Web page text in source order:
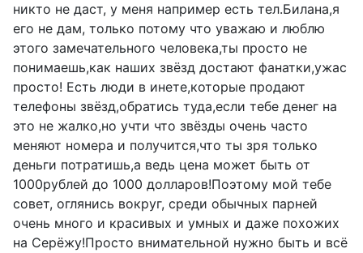
никто не даст, у меня например есть тел.Билана,я
его не дам, только потому что уважаю и люблю
этого замечательного человека,ты просто не
понимаешь,как наших звёзд достают фанатки,ужас
просто! Есть люди в инете,которые продают
телефоны звёзд,обратись туда,если тебе денег на
это не жалко,но учти что звёзды очень часто
меняют номера и получится,что ты зря только
деньги потратишь,а ведь цена может быть от
1000рублей до 1000 долларов!Поэтому мой тебе
совет, оглянись вокруг, среди обычных парней
очень много и красивых и умных и даже похожих
на Серёжу!Просто внимательной нужно быть и всё